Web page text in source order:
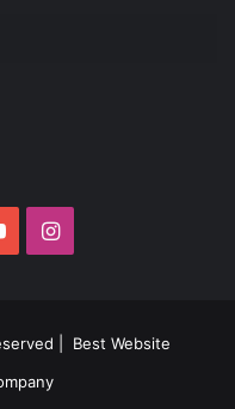
YouTubeInstagram
| Best Website